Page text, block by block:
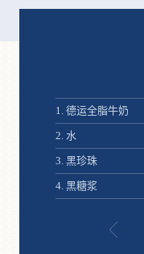
1. 德运全脂牛奶
2. 水
3. 黑珍珠
4. 黑糖浆